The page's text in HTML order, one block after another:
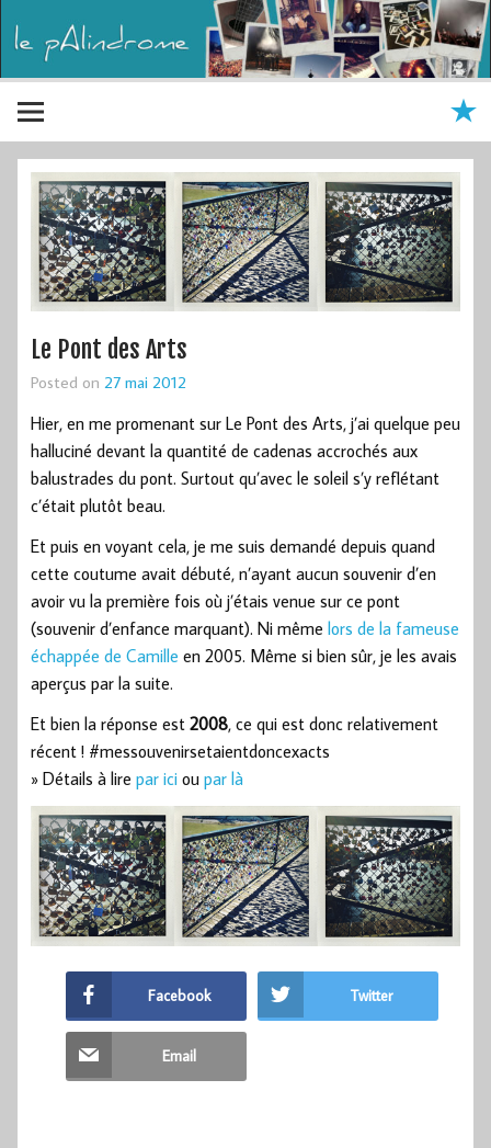
Le Pont des Arts
Posted on 27 mai 2012
Hier, en me promenant sur Le Pont des Arts, j’ai quelque peu
halluciné devant la quantité de cadenas accrochés aux
balustrades du pont. Surtout qu’avec le soleil s’y reflétant
c’était plutôt beau.
Et puis en voyant cela, je me suis demandé depuis quand
cette coutume avait débuté, n’ayant aucun souvenir d’en
avoir vu la première fois où j’étais venue sur ce pont
(souvenir d’enfance marquant). Ni même lors de la fameuse
échappée de Camille en 2005. Même si bien sûr, je les avais
aperçus par la suite.
Et bien la réponse est 2008, ce qui est donc relativement
récent ! #messouvenirsetaientdoncexacts
» Détails à lire par ici ou par là
Facebook Twitter
Email